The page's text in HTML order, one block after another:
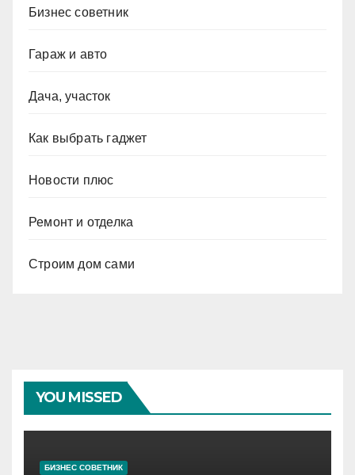
Бизнес советник
Гараж и авто
Дача, участок
Как выбрать гаджет
Новости плюс
Ремонт и отделка
Строим дом сами
YOU MISSED
БИЗНЕС СОВЕТНИК